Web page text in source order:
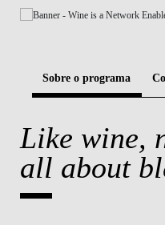
BLOGUE
Sobre o programa
Like wine,
all about